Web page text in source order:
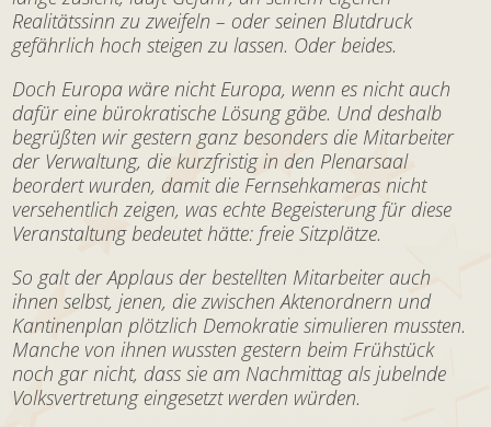
Realitätssinn zu zweifeln – oder seinen Blutdruck
gefährlich hoch steigen zu lassen. Oder beides.
Doch Europa wäre nicht Europa, wenn es nicht auch
dafür eine bürokratische Lösung gäbe. Und deshalb
begrüßten wir gestern ganz besonders die Mitarbeiter
der Verwaltung, die kurzfristig in den Plenarsaal
beordert wurden, damit die Fernsehkameras nicht
versehentlich zeigen, was echte Begeisterung für diese
Veranstaltung bedeutet hätte: freie Sitzplätze.
So galt der Applaus der bestellten Mitarbeiter auch
ihnen selbst, jenen, die zwischen Aktenordnern und
Kantinenplan plötzlich Demokratie simulieren mussten.
Manche von ihnen wussten gestern beim Frühstück
noch gar nicht, dass sie am Nachmittag als jubelnde
Volksvertretung eingesetzt werden würden.